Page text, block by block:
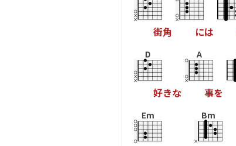
街角 には
D
好きな
A
事を
Em Bm